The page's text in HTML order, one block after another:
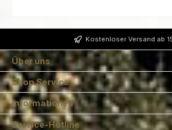
Kostenloser Versand ab
Über uns
Shop Service
Informationen
Service-Hotline